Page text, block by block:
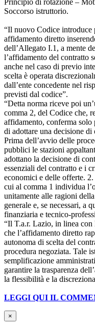
Soccorso istruttorio.
“Il nuovo Codice introduce
affidamento diretto
dell’Allegato I.1, a mente
l’affidamento del contratto
anche nel caso di previo
scelta è operata
dall’ente concedente nel
previsti dal codice”.
“Detta norma riceve poi
comma 2, del Codice che,
affidamento, conferma
di adottare una decisione
Prima dell’avvio delle
pubblici le stazioni
adottano la decisione di
essenziali del contratto e i
economici e delle offerte.
cui al comma 1 individua
unitamente alle ragioni
generale e, se necessari, a
finanziaria e tecnico-
“Il T.a.r. Lazio, in linea con
che l’affidamento diretto
autonoma di scelta del
procedura negoziata. Tale
semplificazione
garantire la trasparenza
la flessibilità e la
LEGGI QUI IL
×